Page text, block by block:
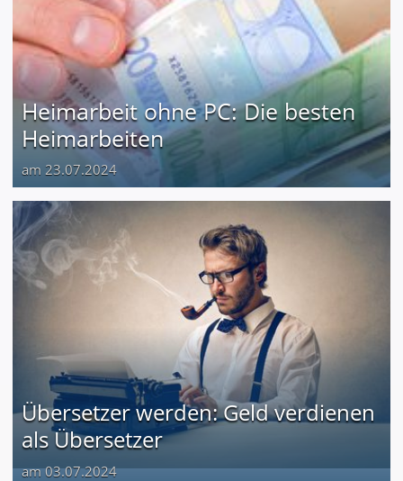
Heimarbeit ohne PC: Die besten
Heimarbeiten
am 23.07.2024
Übersetzer werden: Geld verdienen
als Übersetzer
am 03.07.2024